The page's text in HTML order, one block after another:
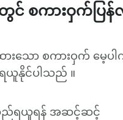
တွင် စကားဝှက်ပ
ားသော စကားဝှက် မေ့
ရယူနိုင်ပါသည် ။
လည်ရယူရန် အဆင့်ဆင့်